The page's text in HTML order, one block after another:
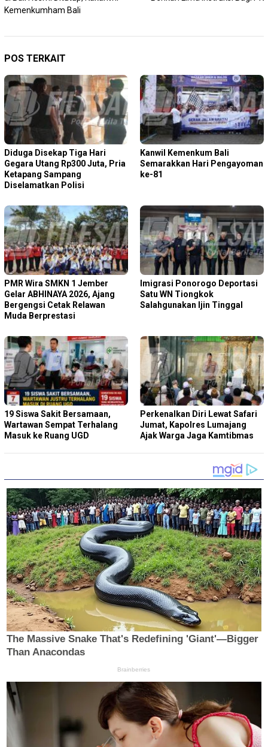
Kemenkumham Bali
POS TERKAIT
Diduga Disekap Tiga Hari
Gegara Utang Rp300 Juta, Pria
Ketapang Sampang
Diselamatkan Polisi
Kanwil Kemenkum Bali
Semarakkan Hari Pengayoman
ke-81
PMR Wira SMKN 1 Jember
Gelar ABHINAYA 2026, Ajang
Bergengsi Cetak Relawan
Muda Berprestasi
Imigrasi Ponorogo Deportasi
Satu WN Tiongkok
Salahgunakan Ijin Tinggal
19 Siswa Sakit Bersamaan,
Wartawan Sempat Terhalang
Masuk ke Ruang UGD
Perkenalkan Diri Lewat Safari
Jumat, Kapolres Lumajang
Ajak Warga Jaga Kamtibmas